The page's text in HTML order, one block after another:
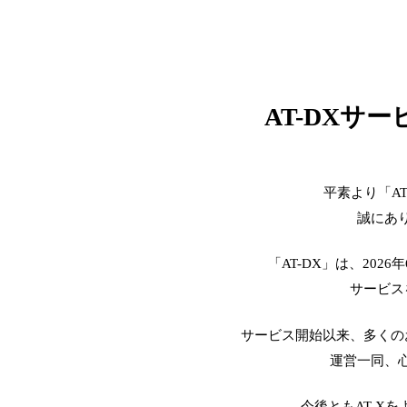
AT-DXサー
平素より「
誠にあ
「AT-DX」は、2026
サービ
サービス開始以来、多く
運営一同、